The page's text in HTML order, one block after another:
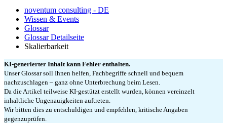
noventum consulting - DE
Wissen & Events
Glossar
Glossar Detailseite
Skalierbarkeit
KI-generierter Inhalt kann Fehler enthalten.
Unser Glossar soll Ihnen helfen, Fachbegriffe schnell und bequem
nachzuschlagen – ganz ohne Unterbrechung beim Lesen.
Da die Artikel teilweise KI-gestützt erstellt wurden, können vereinzelt
inhaltliche Ungenauigkeiten auftreten.
Wir bitten dies zu entschuldigen und empfehlen, kritische Angaben
gegenzuprüfen.